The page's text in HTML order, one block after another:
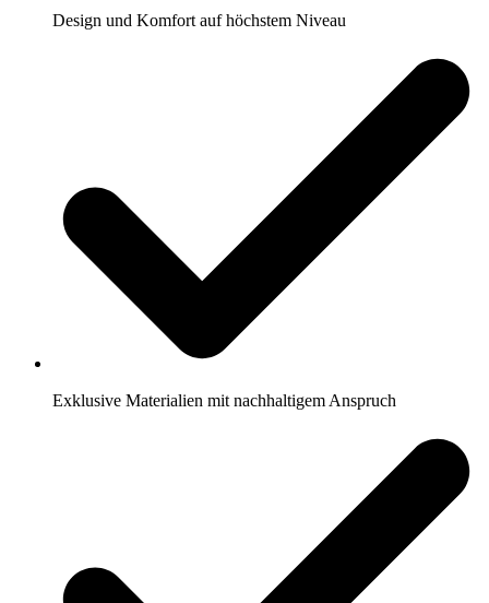
Design und Komfort auf höchstem Niveau
Exklusive Materialien mit nachhaltigem Anspruch